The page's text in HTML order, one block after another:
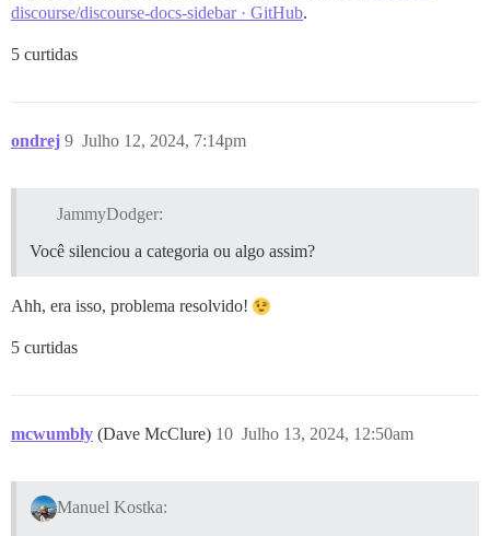
discourse/discourse-docs-sidebar · GitHub.
5 curtidas
ondrej Julho 12, 2024, 7:14pm
9
JammyDodger:
Você silenciou a categoria ou algo assim?
Ahh, era isso, problema resolvido!
5 curtidas
mcwumbly (Dave McClure) Julho 13, 2024, 12:50am
10
Manuel Kostka: